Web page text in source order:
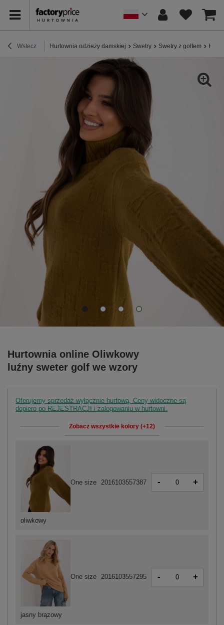
Wstecz Hurtownia odzieży damskiej Swetry Swetry z golfem
Hurtownia online Oliwkowy
luźny sweter golf we wzory
Oferujemy sprzedaż wyłącznie hurtową. Ceny widoczne są
dopiero po REJESTRACJI i zalogowaniu w hurtowni.
Zobacz wszystkie kolory (+12)
jasny brązowy
One size 2016103557295 - +
oliwkowy
One size 2016103557387 - +